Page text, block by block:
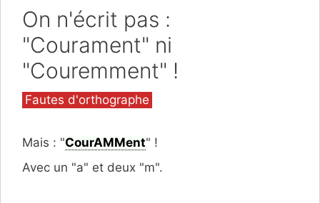
On n'écrit pas :
"Courament" ni
"Couremment" !
Catégories
Fautes d'orthographe
Mais : "CourAMMent" !
Avec un "a" et deux "m".